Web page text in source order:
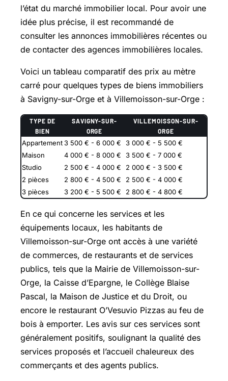
l’état du marché immobilier local. Pour avoir une
idée plus précise, il est recommandé de
consulter les annonces immobilières récentes ou
de contacter des agences immobilières locales.
Voici un tableau comparatif des prix au mètre
carré pour quelques types de biens immobiliers
à Savigny-sur-Orge et à Villemoisson-sur-Orge :
TYPE DE
BIEN
SAVIGNY-SUR-
ORGE
VILLEMOISSON-SUR-
ORGE
Appartement 3 500 € - 6 000 €
3 000 € - 5 500 €
Maison
4 000 € - 8 000 €
3 500 € - 7 000 €
Studio
2 500 € - 4 000 €
2 000 € - 3 500 €
2 pièces
2 800 € - 4 500 €
2 500 € - 4 000 €
3 pièces
3 200 € - 5 500 € 2 800 € - 4 800 €
En ce qui concerne les services et les
équipements locaux, les habitants de
Villemoisson-sur-Orge ont accès à une variété
de commerces, de restaurants et de services
publics, tels que la Mairie de Villemoisson-sur-
Orge, la Caisse d’Epargne, le Collège Blaise
Pascal, la Maison de Justice et du Droit, ou
encore le restaurant O’Vesuvio Pizzas au feu de
bois à emporter. Les avis sur ces services sont
généralement positifs, soulignant la qualité des
services proposés et l’accueil chaleureux des
commerçants et des agents publics.